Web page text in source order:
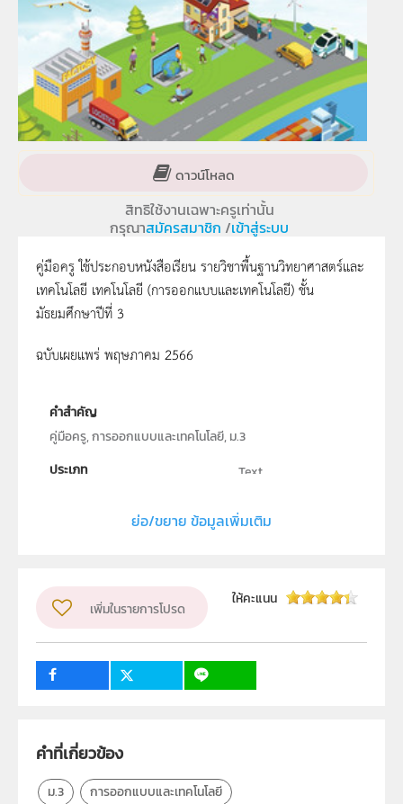
ดาวน์โหลด
สิทธิใช้งานเฉพาะครูเท่านั้น
กรุณาสมัครสมาชิก /เข้าสู่ระบบ
คู่มือครู ใช้ประกอบหนังสือเรียน รายวิชาพื้นฐานวิทยาศาสตร์และ
เทคโนโลยี เทคโนโลยี (การออกแบบและเทคโนโลยี) ชั้น
มัธยมศึกษาปีที่ 3
ฉบับเผยแพร่ พฤษภาคม 2566
คำสำคัญ
คู่มือครู, การออกแบบและเทคโนโลยี, ม.3
ประเภท
Text
สถาบันส่งเสริมการสอนวิทยาศาสตร์และเทคโนโลยี (สสวท.)
วิชา
เทคโนโลยี
กลุ่มเป้าหมาย
ครู
ย่อ/ขยาย ข้อมูลเพิ่มเติม
เพิ่มในรายการโปรด
ให้คะแนน
คำที่เกี่ยวข้อง
ม.3
การออกแบบและเทคโนโลยี